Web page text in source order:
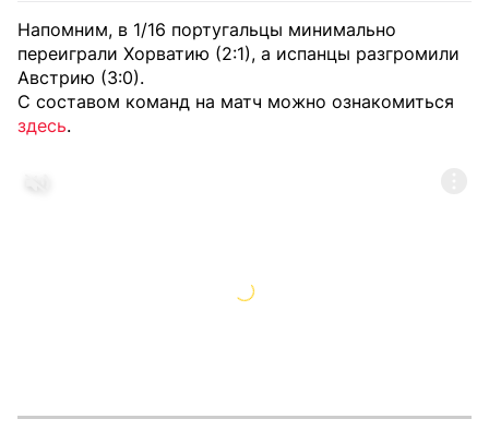
Напомним, в 1/16 португальцы минимально
переиграли Хорватию (2:1), а испанцы разгромили
Австрию (3:0).
С составом команд на матч можно ознакомиться
здесь.